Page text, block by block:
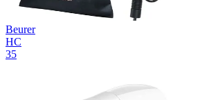
Beurer
HC
35